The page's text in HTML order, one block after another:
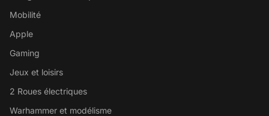
Mobilité
Apple
Gaming
Jeux et loisirs
2 Roues électriques
Warhammer et modélisme